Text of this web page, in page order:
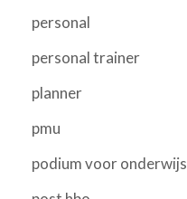
personal
personal trainer
planner
pmu
podium voor onderwijs